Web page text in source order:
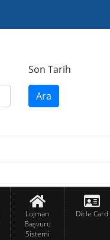
Son Tarih
Lojman
Başvuru
Sistemi
Dicle Card